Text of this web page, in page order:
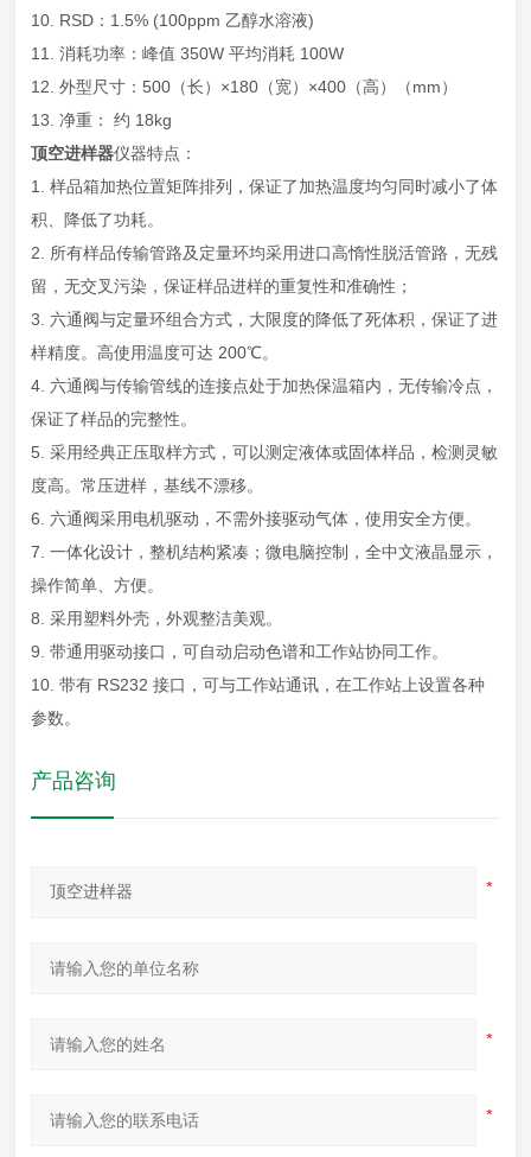
10. RSD：1.5% (100ppm 乙醇水溶液)
11. 消耗功率：峰值 350W 平均消耗 100W
12. 外型尺寸：500（长）×180（宽）×400（高）（mm）
13. 净重： 约 18kg
顶空进样器仪器特点：
1. 样品箱加热位置矩阵排列，保证了加热温度均匀同时减小了体
积、降低了功耗。
2. 所有样品传输管路及定量环均采用进口高惰性脱活管路，无残
留，无交叉污染，保证样品进样的重复性和准确性；
3. 六通阀与定量环组合方式，大限度的降低了死体积，保证了进
样精度。高使用温度可达 200℃。
4. 六通阀与传输管线的连接点处于加热保温箱内，无传输冷点，
保证了样品的完整性。
5. 采用经典正压取样方式，可以测定液体或固体样品，检测灵敏
度高。常压进样，基线不漂移。
6. 六通阀采用电机驱动，不需外接驱动气体，使用安全方便。
7. 一体化设计，整机结构紧凑；微电脑控制，全中文液晶显示，
操作简单、方便。
8. 采用塑料外壳，外观整洁美观。
9. 带通用驱动接口，可自动启动色谱和工作站协同工作。
10. 带有 RS232 接口，可与工作站通讯，在工作站上设置各种
参数。
产品咨询